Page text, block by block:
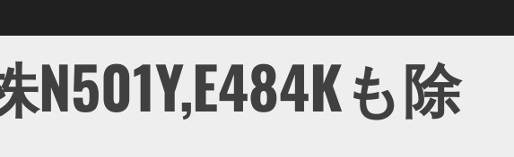
も除